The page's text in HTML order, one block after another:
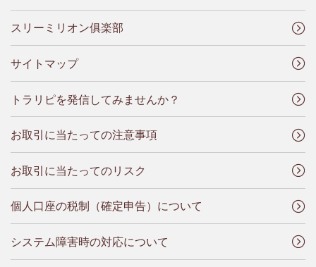
スリーミリオン俱楽部
サイトマップ
トラリピを発信してみませんか？
お取引に当たっての注意事項
お取引に当たってのリスク
個人口座の税制（確定申告）について
システム障害時の対応について